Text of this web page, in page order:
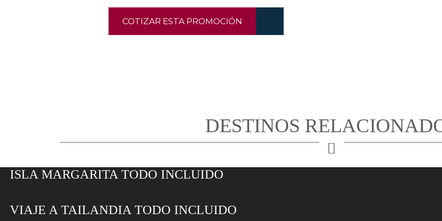
COTIZAR ESTA PROMOCIÓN
DESTINOS
ISLA MARGARITA TODO INCLUIDO
VIAJE A TAILANDIA TODO INCLUIDO